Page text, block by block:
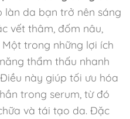
làn da bạn trở nên sáng
vết thâm, đốm nâu,
trong những lợi ích
thẩm thấu nhanh
này giúp tối ưu hóa
trong serum, từ đó
và tái tạo da. Đặc